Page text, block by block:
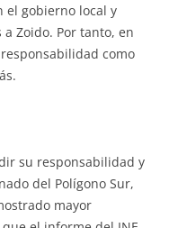
el gobierno local y
Zoido. Por tanto, en
como
su responsabilidad y
del Polígono Sur,
mayor